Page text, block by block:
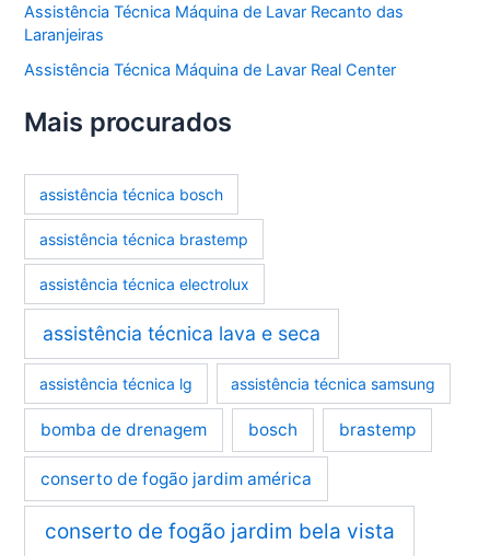
Assistência Técnica Máquina de Lavar Recanto das
Laranjeiras
Assistência Técnica Máquina de Lavar Real Center
Mais procurados
assistência técnica bosch
assistência técnica brastemp
assistência técnica electrolux
assistência técnica lava e seca
assistência técnica lg assistência técnica samsung
bomba de drenagem bosch brastemp
conserto de fogão jardim américa
conserto de fogão jardim bela vista